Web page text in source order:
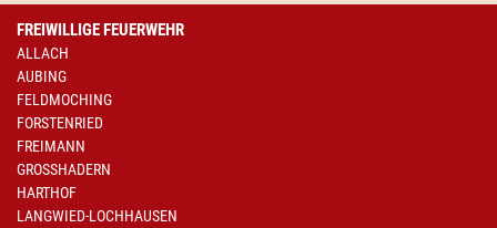
FREIWILLIGE FEUERWEHR
ALLACH
AUBING
FELDMOCHING
FORSTENRIED
FREIMANN
GROSSHADERN
HARTHOF
LANGWIED-LOCHHAUSEN